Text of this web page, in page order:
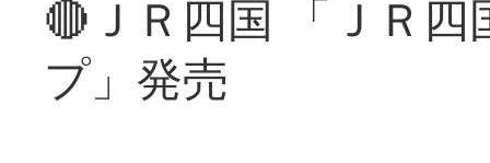
🔴ＪＲ四国 「ＪＲ
プ」発売